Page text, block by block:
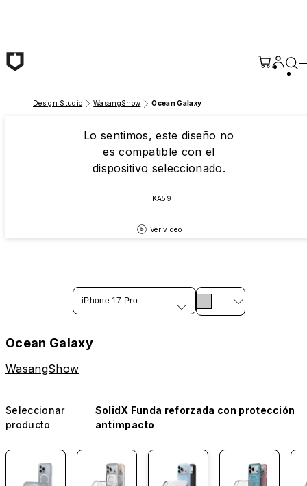
Design Studio WasangShow Ocean Galaxy
Lo sentimos, este diseño no
es compatible con el
dispositivo seleccionado.
KA59
Ver video
iPhone 17 Pro
Ocean Galaxy
WasangShow
Seleccionar
producto
SolidX Funda reforzada con protección
antimpacto